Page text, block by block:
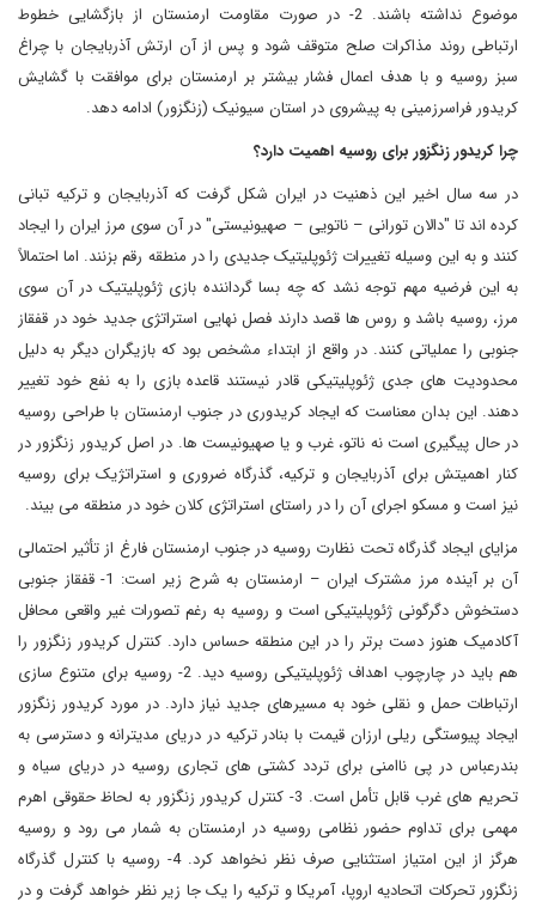
موضوع نداشته باشند. 2- در صورت مقاومت ارمنستان از بازگشایی خطوط
ارتباطی روند مذاکرات صلح متوقف شود و پس از آن ارتش آذربایجان با چراغ
سبز روسیه و با هدف اعمال فشار بیشتر بر ارمنستان برای موافقت با گشایش
کریدور فراسرزمینی به پیشروی در استان سیونیک (زنگزور) ادامه دهد.
چرا کریدور زنگزور برای روسیه اهمیت دارد؟
در سه سال اخیر این ذهنیت در ایران شکل گرفت که آذربایجان و ترکیه تبانی
کرده اند تا "دالان تورانی – ناتویی – صهیونیستی" در آن سوی مرز ایران را ایجاد
کنند و به این وسیله تغییرات ژئوپلیتیک جدیدی را در منطقه رقم بزنند. اما احتمالاً
به این فرضیه مهم توجه نشد که چه بسا گرداننده بازی ژئوپلیتیک در آن سوی
مرز، روسیه باشد و روس ها قصد دارند فصل نهایی استراتژی جدید خود در قفقاز
جنوبی را عملیاتی کنند. در واقع از ابتداء مشخص بود که بازیگران دیگر به دلیل
محدودیت های جدی ژئوپلیتیکی قادر نیستند قاعده بازی را به نفع خود تغییر
دهند. این بدان معناست که ایجاد کریدوری در جنوب ارمنستان با طراحی روسیه
در حال پیگیری است نه ناتو، غرب و یا صهیونیست ها. در اصل کریدور زنگزور در
کنار اهمیتش برای آذربایجان و ترکیه، گذرگاه ضروری و استراتژیک برای روسیه
نیز است و مسکو اجرای آن را در راستای استراتژی کلان خود در منطقه می بیند.
مزایای ایجاد گذرگاه تحت نظارت روسیه در جنوب ارمنستان فارغ از تأثیر احتمالی
آن بر آینده مرز مشترک ایران – ارمنستان به شرح زیر است: 1- قفقاز جنوبی
دستخوش دگرگونی ژئوپلیتیکی است و روسیه به رغم تصورات غیر واقعی محافل
آکادمیک هنوز دست برتر را در این منطقه حساس دارد. کنترل کریدور زنگزور را
هم باید در چارچوب اهداف ژئوپلیتیکی روسیه دید. 2- روسیه برای متنوع سازی
ارتباطات حمل و نقلی خود به مسیرهای جدید نیاز دارد. در مورد کریدور زنگزور
ایجاد پیوستگی ریلی ارزان قیمت با بنادر ترکیه در دریای مدیترانه و دسترسی به
بندرعباس در پی ناامنی برای تردد کشتی های تجاری روسیه در دریای سیاه و
تحریم های غرب قابل تأمل است. 3- کنترل کریدور زنگزور به لحاظ حقوقی اهرم
مهمی برای تداوم حضور نظامی روسیه در ارمنستان به شمار می رود و روسیه
هرگز از این امتیاز استثنایی صرف نظر نخواهد کرد. 4- روسیه با کنترل گذرگاه
زنگزور تحرکات اتحادیه اروپا، آمریکا و ترکیه را یک جا زیر نظر خواهد گرفت و در